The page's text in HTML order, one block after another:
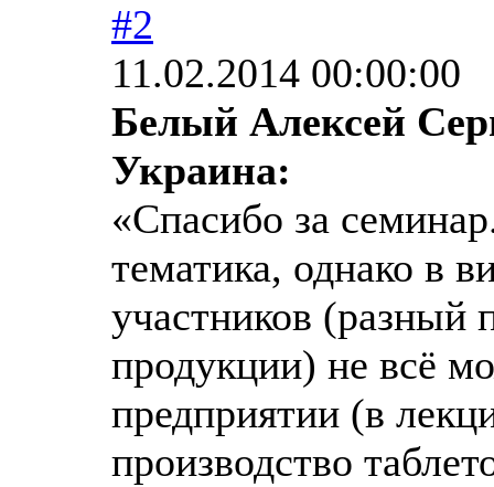
#2
11.02.2014 00:00:00
Белый Алексей
Украина:
«Спасибо за
тематика, однако в
участников (разный
продукции) не всё
предприятии (в
производство